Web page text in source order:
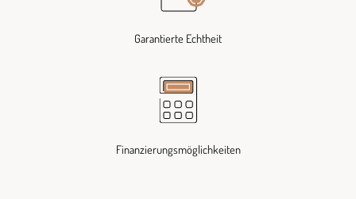
Garantierte Echtheit
Finanzierungsmöglichkeiten